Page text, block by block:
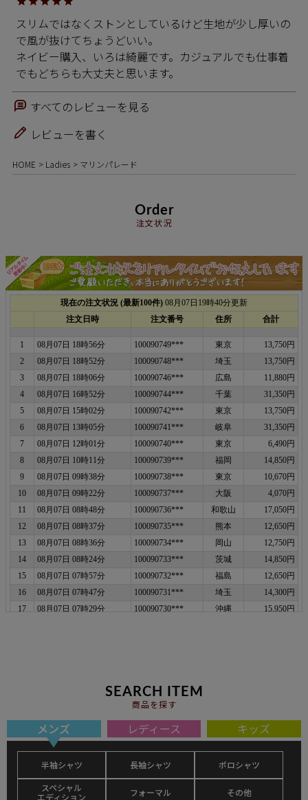
スリムではなくストンとしているけど生地が少し厚いの
で風が抜けてちょうどいい。
ネイビー購入、いろは綺麗です。カジュアルでも仕事着
でもどちらも大丈夫と思います。
すべてのレビューを見る
レビューを書く
HOME Ladies マリンパレード
Order
注文状況
SEARCH ITEM
商品を探す
メンズ レディース キッズ
半袖シャツ 長袖シャツ
ポロシャツ
スペシャル
エディション
フォーマル
その他